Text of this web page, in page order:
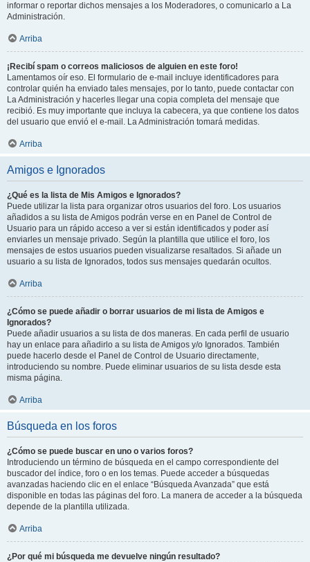
informar o reportar dichos mensajes a los Moderadores, o comunicarlo a La
Administración.
Arriba
¡Recibí spam o correos maliciosos de alguien en este foro!
Lamentamos oír eso. El formulario de e-mail incluye identificadores para
controlar quién ha enviado tales mensajes, por lo tanto, puede contactar con
La Administración y hacerles llegar una copia completa del mensaje que
recibió. Es muy importante que incluya la cabecera, ya que contiene los datos
del usuario que envió el e-mail. La Administración tomará medidas.
Arriba
Amigos e Ignorados
¿Qué es la lista de Mis Amigos e Ignorados?
Puede utilizar la lista para organizar otros usuarios del foro. Los usuarios
añadidos a su lista de Amigos podrán verse en en Panel de Control de
Usuario para un rápido acceso a ver si están identificados y poder así
enviarles un mensaje privado. Según la plantilla que utilice el foro, los
mensajes de estos usuarios pueden visualizarse resaltados. Si añade un
usuario a su lista de Ignorados, todos sus mensajes quedarán ocultos.
Arriba
¿Cómo se puede añadir o borrar usuarios de mi lista de Amigos e
Ignorados?
Puede añadir usuarios a su lista de dos maneras. En cada perfil de usuario
hay un enlace para añadirlo a su lista de Amigos y/o Ignorados. También
puede hacerlo desde el Panel de Control de Usuario directamente,
introduciendo su nombre. Puede eliminar usuarios de su lista desde esta
misma página.
Arriba
Búsqueda en los foros
¿Cómo se puede buscar en uno o varios foros?
Introduciendo un término de búsqueda en el campo correspondiente del
buscador del índice, foro o en los temas. Puede acceder a búsquedas
avanzadas haciendo clic en el enlace “Búsqueda Avanzada” que está
disponible en todas las páginas del foro. La manera de acceder a la búsqueda
depende de la plantilla utilizada.
Arriba
¿Por qué mi búsqueda me devuelve ningún resultado?